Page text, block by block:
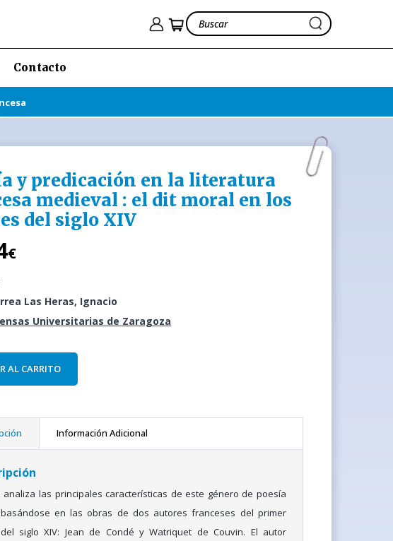
Contacto
y predicación en la literatura
medieval : el dit moral en los
del siglo XIV
€
Las Heras, Ignacio
Universitarias de Zaragoza
AL CARRITO
Información Adicional
analiza las principales características de este género de poesía
en las obras de dos autores franceses del primer
siglo XIV: Jean de Condé y Watriquet de Couvin. El autor